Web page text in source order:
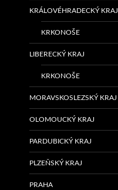
KRÁLOVÉHRADECKÝ KRAJ
KRKONOŠE
LIBERECKÝ KRAJ
KRKONOŠE
MORAVSKOSLEZSKÝ KRAJ
OLOMOUCKÝ KRAJ
PARDUBICKÝ KRAJ
PLZEŇSKÝ KRAJ
PRAHA